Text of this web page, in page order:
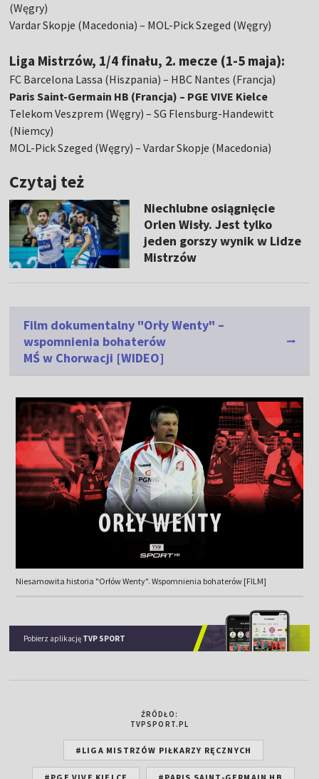
(Węgry)
Vardar Skopje (Macedonia) – MOL-Pick Szeged (Węgry)
Liga Mistrzów, 1/4 finału, 2. mecze (1-5 maja):
FC Barcelona Lassa (Hiszpania) – HBC Nantes (Francja)
Paris Saint-Germain HB (Francja) – PGE VIVE Kielce
Telekom Veszprem (Węgry) – SG Flensburg-Handewitt
(Niemcy)
MOL-Pick Szeged (Węgry) – Vardar Skopje (Macedonia)
Czytaj też
Niechlubne osiągnięcie
Orlen Wisły. Jest tylko
jeden gorszy wynik w Lidze
Mistrzów
Film dokumentalny "Orły Wenty" –
wspomnienia bohaterów
MŚ w Chorwacji [WIDEO]
Niesamowita historia "Orłów Wenty". Wspomnienia bohaterów [FILM]
Pobierz aplikację TVP SPORT
ŹRÓDŁO:
TVPSPORT.PL
#LIGA MISTRZÓW PIŁKARZY RĘCZNYCH